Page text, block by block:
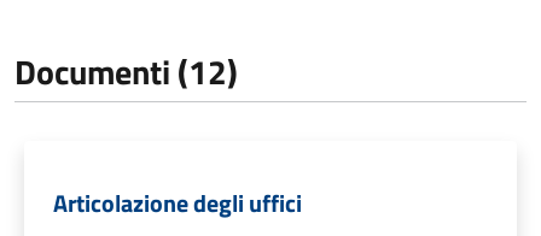
Documenti (12)
Articolazione degli uffici